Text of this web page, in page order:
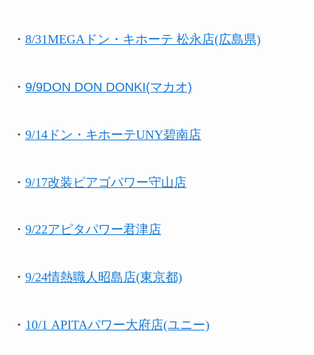
・ 8/31MEGAドン・キホーテ 松永店(広島県)
・ 9/9DON DON DONKI(マカオ)
・ 9/14ドン・キホーテUNY碧南店
・ 9/17改装 ピアゴパワー守山店
・ 9/22アピタパワー君津店
・ 9/24情熱職人昭島店(東京都)
・ 10/1 APITAパワー大府店(ユニー)